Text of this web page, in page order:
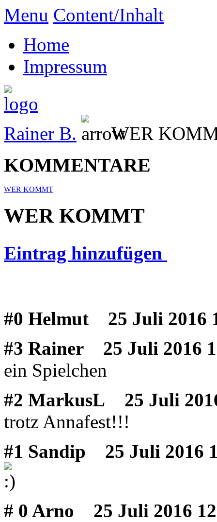
Menu Content/Inhalt
Home
Impressum
Rainer B. WER
KOMMENTARE
WER KOMMT
WER KOMMT
Eintrag hinzufügen
#0 Helmut
25 Juli 2016
#3 Rainer
25 Juli 2016
ein Spielchen
#2 MarkusL
25 Juli
trotz Annafest!!!
#1 Sandip
25 Juli 2016
# 0 Arno
25 Juli 2016